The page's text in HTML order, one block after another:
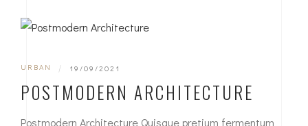
URBAN | 19/09/2021
POSTMODERN ARCHITECTURE
Postmodern Architecture Quisque pretium fermentum